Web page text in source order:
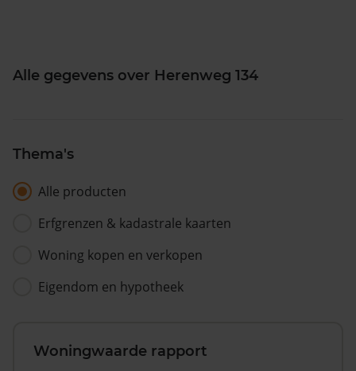
Alle gegevens over Herenweg 134
Thema's
Alle producten
Erfgrenzen & kadastrale kaarten
Woning kopen en verkopen
Eigendom en hypotheek
Woningwaarde rapport